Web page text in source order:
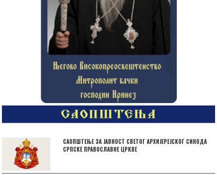
САОПШТЕЊЕ ЗА ЈАВНОСТ СВЕТОГ АРХИЈЕРЕЈСКОГ СИНОДА
СРПСКЕ ПРАВОСЛАВНЕ ЦРКВЕ